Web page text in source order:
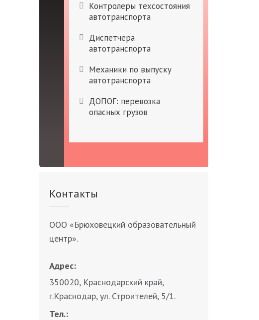
Контролеры техсостояния
автотранспорта
Диспетчера
автотранспорта
Механики по выпуску
автотранспорта
ДОПОГ: перевозка
опасных грузов
Контакты
ООО «Брюховецкий образовательный
центр».
Адрес:
350020, Краснодарский край,
г.Краснодар, ул. Строителей, 5/1.
Тел.: